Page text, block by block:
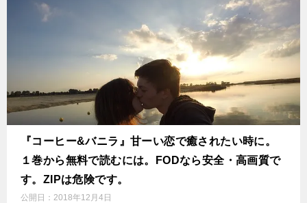
『コーヒー&バニラ』甘ーい恋で癒されたい時に。
１巻から無料で読むには。FODなら安全・高画質で
す。ZIPは危険です。
公開日： 2018年12月4日